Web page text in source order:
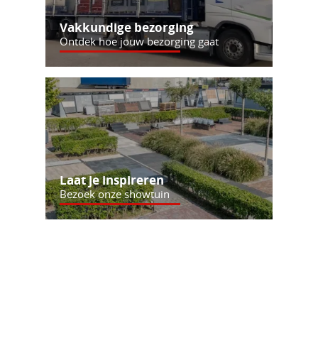
Vakkundige bezorging
Ontdek hoe jouw bezorging gaat
Laat je inspireren
Bezoek onze showtuin